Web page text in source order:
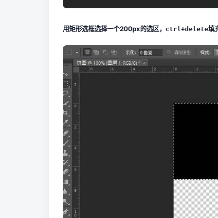
用矩形选框选择一个200px的选区， ctrl+delete填